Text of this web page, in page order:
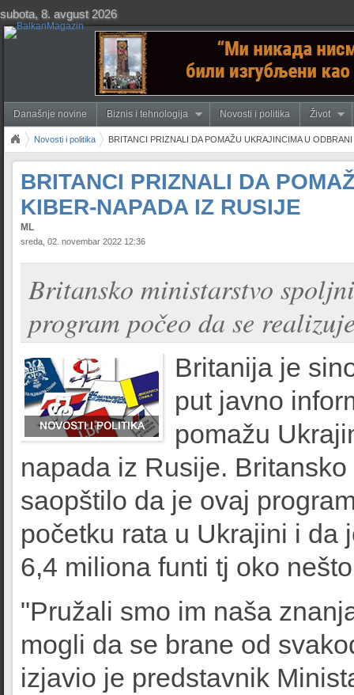
subota, 8. avgust 2026
Današnje novine Biznis i tehnologija Novosti i politika Život
Novosti i politika BRITANCI PRIZNALI DA POMAŽU UKRAJINCIMA U
BRITANCI PRIZNALI DA
KIBER-NAPADA IZ RUSIJE
ML
sreda, 02. novembar 2022 12:36
Britansko ministarstvo
program počeo da se
Britanija je
put javno
pomažu
napada iz Rusije.
saopštilo da je ovaj
početku rata u Ukrajini i da
6,4 miliona funti tj oko
"Pružali smo im naša
mogli da se brane od
izjavio je predstavnik